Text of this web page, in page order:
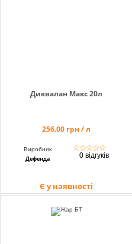
Диквалан Макс 20л
256.00 грн / л
Виробник
Дефенда
☆☆☆☆☆
0 відгуків
Є у наявності